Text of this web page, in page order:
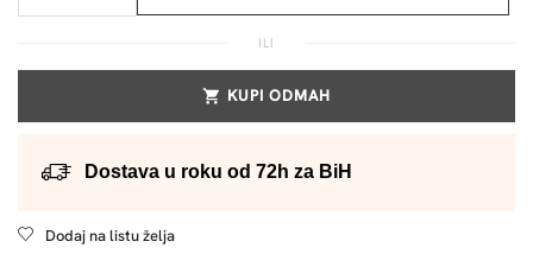
ILI
KUPI ODMAH
Dostava u roku od 72h za BiH
Dodaj na listu želja